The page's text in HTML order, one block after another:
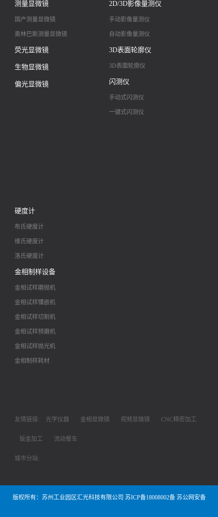
大景深视频显微镜
高清镜头
测量显微镜
国产测量显微镜
奥林巴斯测量显微镜
荧光显微镜
生物显微镜
偏光显微镜
2D/3D影像量测仪
手动影像量测仪
自动影像量测仪
3D表面轮廓仪
3D表面轮廓仪
闪测仪
手动式闪测仪
一键式闪测仪
硬度计
布氏硬度计
维氏硬度计
洛氏硬度计
金相制样设备
金相试样磨抛机
金相试样镶嵌机
金相试样切割机
金相试样预磨机
金相试样抛光机
金相制样耗材
友情链接: 光学仪器 金相显微镜 视频显微镜 CNC精密加工
钣金加工 流动餐车
城市分站:
版权所有：苏州工业园区汇光科技有限公司 苏ICP备18008002备 苏公网安备